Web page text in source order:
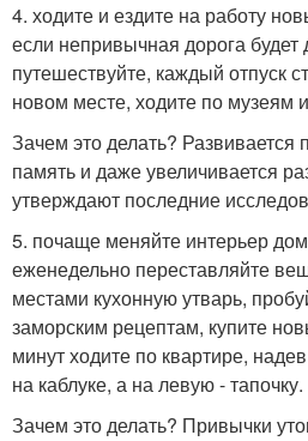
4. ходите и ездите на работу
если непривычная дорога
путешествуйте, каждый отпуск
новом месте, ходите по музеям
Зачем это делать? Развивается
память и даже увеличивается
утверждают последние
5. почаще меняйте интерьер
еженедельно переставляйте
местами кухонную утварь,
заморским рецептам, купите
минут ходите по квартире,
на каблуке, а на левую - тапочку.
Зачем это делать? Привычки